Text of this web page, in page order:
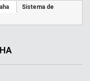
Sistema de